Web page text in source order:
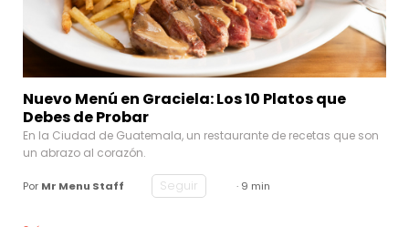
Nuevo Menú en Graciela: Los 10 Platos que
Debes de Probar
En la Ciudad de Guatemala, un restaurante de recetas que son
un abrazo al corazón.
Por Mr Menu Staff Seguir · 9 min